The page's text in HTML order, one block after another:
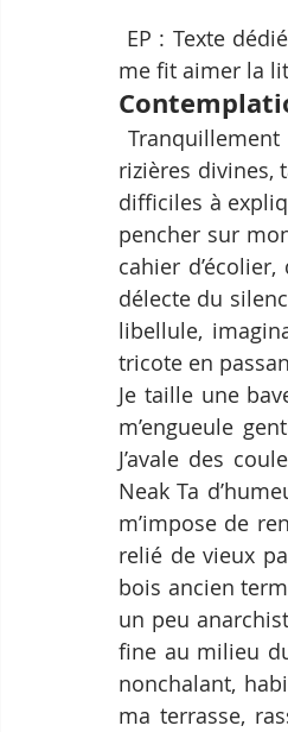
me fit aimer la
rizières divines,
difficiles à
pencher sur
cahier
délecte du
libellule,
tricote en
Je taille une
m’engueule
J’avale des
Neak Ta
m’impose de
relié de vieux
bois ancien
un peu
fine au milieu
nonchalant,
ma terrasse,